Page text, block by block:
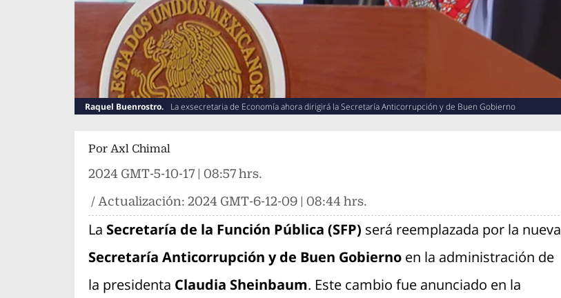
Raquel Buenrostro. La exsecretaria de Economía ahora dirigirá la Secretaría Anticorrupción y de Buen Gobierno
Por Axl Chimal
2024 GMT-5-10-17 | 08:57 hrs.
/ Actualización: 2024 GMT-6-12-09 | 08:44 hrs.
La Secretaría de la Función Pública (SFP) será reemplazada por la nueva
Secretaría Anticorrupción y de Buen Gobierno en la administración de
la presidenta Claudia Sheinbaum. Este cambio fue anunciado en la